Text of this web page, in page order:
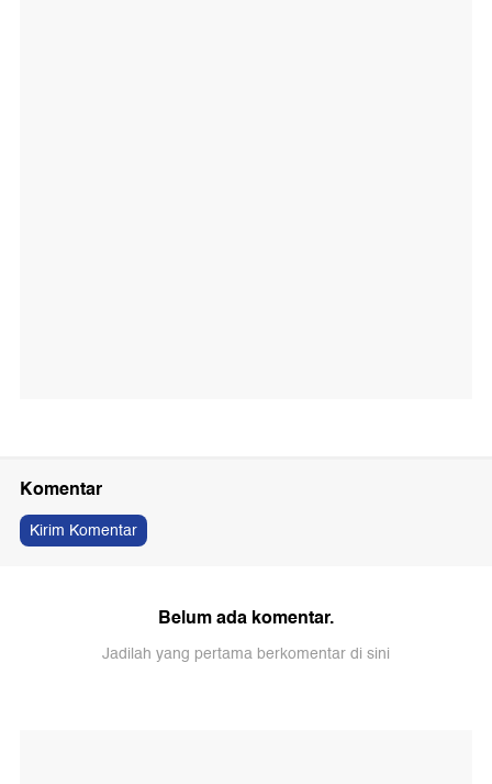
Komentar
Kirim Komentar
Belum ada komentar.
Jadilah yang pertama berkomentar di sini